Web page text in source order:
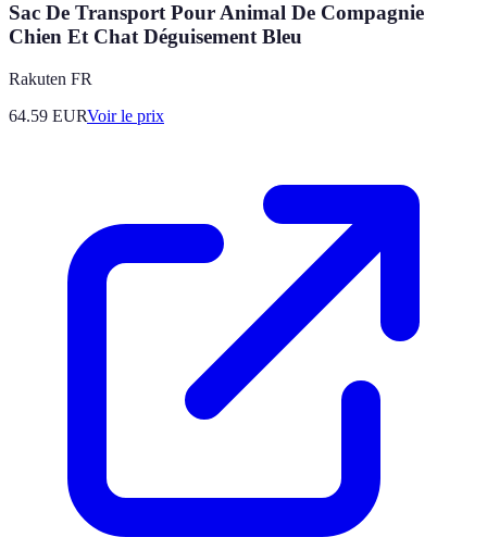
Sac De Transport Pour Animal De Compagnie
Chien Et Chat Déguisement Bleu
Rakuten FR
64.59 EURVoir le prix